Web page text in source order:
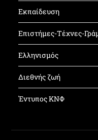
Εκπαίδευση
Επιστήμες-Τέχνες-
Ελληνισμός
Διεθνής ζωή
Έντυπος ΚΝΦ